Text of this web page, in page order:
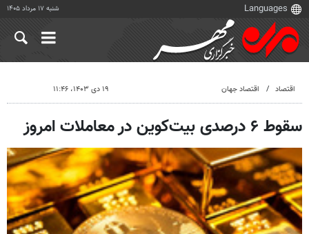
شنبه ۱۷ مرداد ۱۴۰۵
اقتصاد اقتصاد جهان ۱۹ دی ۱۴۰۳، ۱۱:۴۶
سقوط ۶ درصدی بیت‌کوین در معاملات امروز